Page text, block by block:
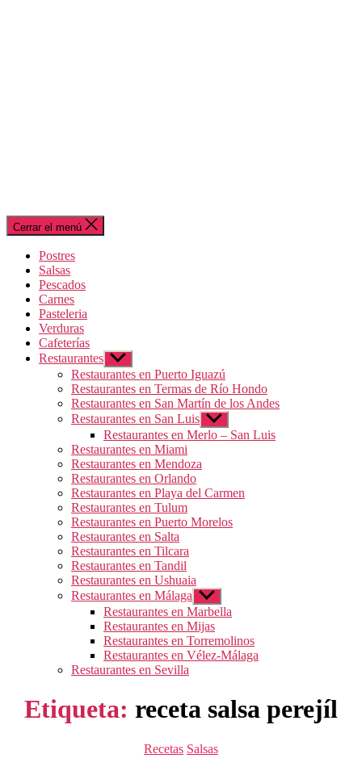
Cerrar el menú
Postres
Salsas
Pescados
Carnes
Pasteleria
Verduras
Cafeterías
Restaurantes Mostrar
el
submenú
Restaurantes en Puerto Iguazú
Restaurantes en Termas de Río Hondo
Restaurantes en San Martín de los Andes
Restaurantes en San Luis Mostrar
el
submenú
Restaurantes en Merlo – San Luis
Restaurantes en Miami
Restaurantes en Mendoza
Restaurantes en Orlando
Restaurantes en Playa del Carmen
Restaurantes en Tulum
Restaurantes en Puerto Morelos
Restaurantes en Salta
Restaurantes en Tilcara
Restaurantes en Tandil
Restaurantes en Ushuaia
Restaurantes en Málaga Mostrar
el
submenú
Restaurantes en Marbella
Restaurantes en Mijas
Restaurantes en Torremolinos
Restaurantes en Vélez-Málaga
Restaurantes en Sevilla
Etiqueta: receta salsa perejíl
Categorías
Recetas Salsas